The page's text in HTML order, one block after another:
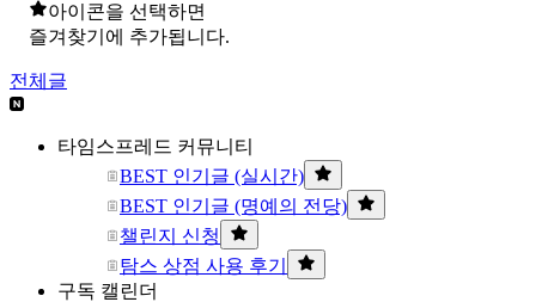
아이콘을 선택하면
즐겨찾기에 추가됩니다.
전체글
타임스프레드 커뮤니티
BEST 인기글 (실시간)
BEST 인기글 (명예의 전당)
챌린지 신청
탐스 상점 사용 후기
구독 캘린더